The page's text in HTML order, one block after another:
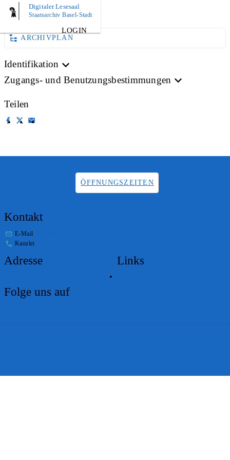
Digitaler Lesesaal
Staatsarchiv Basel-Stadt
LOGIN
AKTE
ARCHIVPLAN
Identifikation
Zugangs- und Benutzungsbestimmungen
Teilen
ÖFFNUNGSZEITEN
Kontakt
E-Mail
Kanzlei
Adresse Links
Folge uns auf